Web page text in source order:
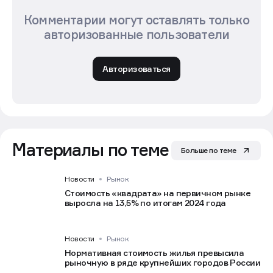
Комментарии могут оставлять только
авторизованные пользователи
Авторизоваться
Материалы по теме Больше по теме
Новости Рынок
Стоимость «квадрата» на первичном рынке
выросла на 13,5% по итогам 2024 года
Новости Рынок
Нормативная стоимость жилья превысила
рыночную в ряде крупнейших городов России